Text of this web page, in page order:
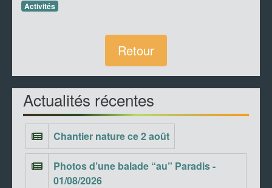
Activités
Retour
Actualités récentes
Chantier nature ce 2 août
Photos d’une balade “au” Paradis -
01/08/2026